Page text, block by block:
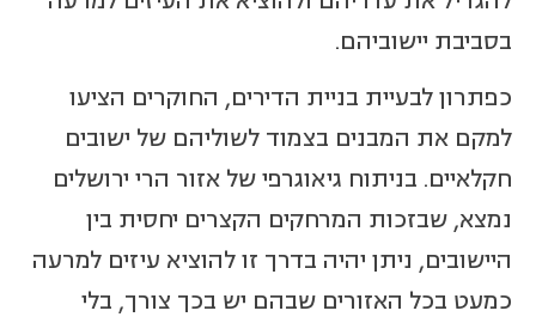
בסביבת יישוביהם.
כפתרון לבעיית בניית הדירים, החוקרים הציעו
למקם את המבנים בצמוד לשוליהם של ישובים
חקלאיים. בניתוח גיאוגרפי של אזור הרי ירושלים
נמצא, שבזכות המרחקים הקצרים יחסית בין
היישובים, ניתן יהיה בדרך זו להוציא עיזים למרעה
כמעט בכל האזורים שבהם יש בכך צורך, בלי